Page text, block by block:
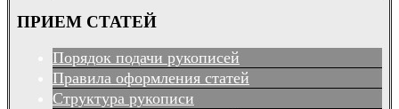
ПРИЕМ СТАТЕЙ
Порядок подачи рукописей
Правила оформления статей
Структура рукописи